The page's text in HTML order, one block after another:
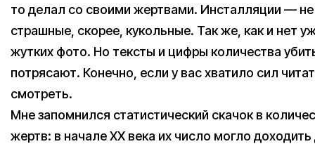
то делал со своими жертвами. Инсталляции — не
страшные, скорее, кукольные. Так же, как и нет
жутких фото. Но тексты и цифры количества
потрясают. Конечно, если у вас хватило сил
смотреть.
Мне запомнился статистический скачок в
жертв: в начале ХХ века их число могло